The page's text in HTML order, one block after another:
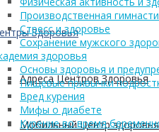
Здоровья
Адреса Центров Здоровья
Мобильный Центр здоровья
Производственная
Стресс и здоровье
Сохранение мужского
здоровья
Основы здоровья и
Пищевые привычки
Вред курения
Мифы о диабете
Курение во время